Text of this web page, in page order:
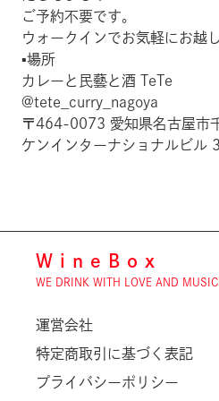
ご予約不要です。
ウォークインでお気軽にお越
▪︎場所
カレーと民藝と酒 TeTe
@tete_curry_nagoya
〒464-0073 愛知県名古屋市
ケンインターナショナルビル
WineBox
WE DRINK WITH LOVE AND
運営会社
特定商取引に基づく表記
プライバシーポリシー